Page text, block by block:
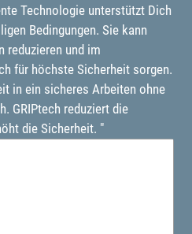
Technologie unterstützt Dich
Bedingungen. Sie kann
reduzieren und im
für höchste Sicherheit sorgen.
in ein sicheres Arbeiten ohne
GRIPtech reduziert die
die Sicherheit. "